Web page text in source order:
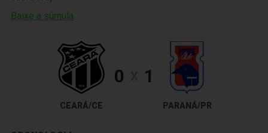
Baixe a súmula
CEARÁ/CE
0 1
PARANÁ/PR